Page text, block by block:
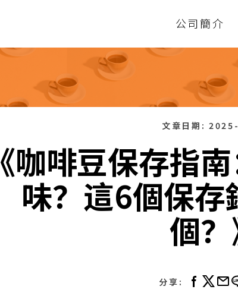
公司簡介
文章日期:
《咖啡豆保存指
味？這6個保
個？
分享: